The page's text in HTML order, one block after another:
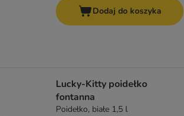
Dodaj do koszyka
Lucky-Kitty poidełko
fontanna
Poidełko, białe 1,5 l